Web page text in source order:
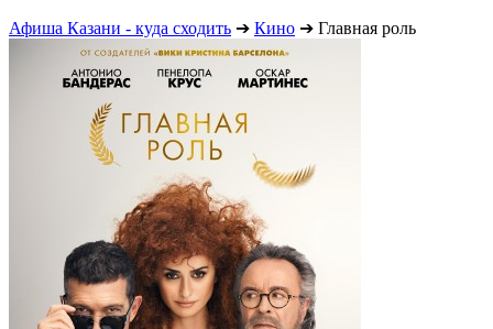
Афиша Казани - куда сходить ➔ Кино ➔ Главная роль